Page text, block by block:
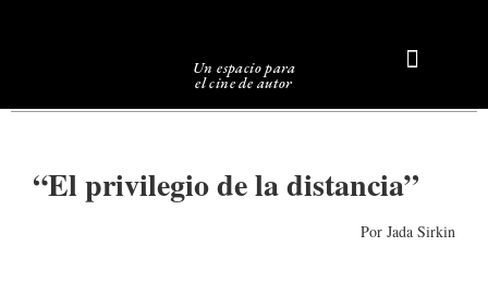
Un espacio para
el cine de autor
“El privilegio de la distancia”
Por Jada Sirkin